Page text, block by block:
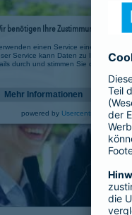
benötigen Ihre Zustimmung, um den
einen Service eines
Service kann Daten zu Ihren
durch und stimmen Sie der Nutzung
Mehr Informationen
powered by Usercentrics